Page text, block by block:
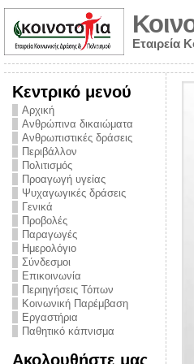
Εταιρεία
Κεντρικό μενού
Αρχική
Ανθρώπινα δικαιώματα
Ανθρωπιστικές δράσεις
Περιβάλλον
Πολιτισμός
Προαγωγή υγείας
Ψυχαγωγικές δράσεις
Γενικά
Προβολές
Παραγωγές
Ημερολόγιο
Σύνδεσμοι
Επικοινωνία
Περιηγήσεις Τόπων
Κοινωνική Παρέμβαση
Εργαστήρια
Παθητικό κάπνισμα
Ακολουθήστε μας
από την
την ημέρα
και
στο